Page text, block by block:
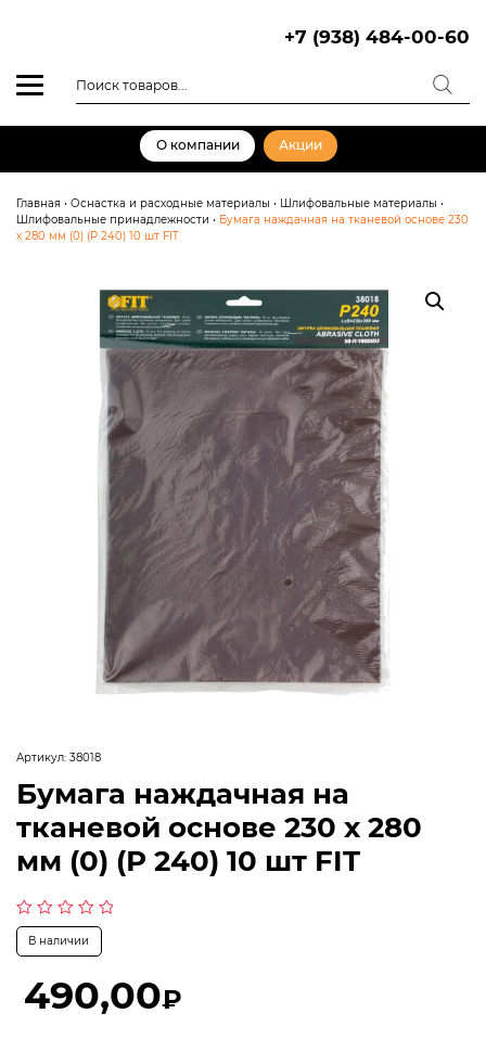
+7 (938) 484-00-60
товаров
О компании Акции
Главная • Оснастка и расходные материалы • Шлифовальные материалы •
Шлифовальные принадлежности • Бумага наждачная на тканевой основе 230
х 280 мм (0) (Р 240) 10 шт FIT
Артикул: 38018
Бумага наждачная на
тканевой основе 230 х 280
мм (0) (Р 240) 10 шт FIT
Оценка
из
В наличии
490,00₽